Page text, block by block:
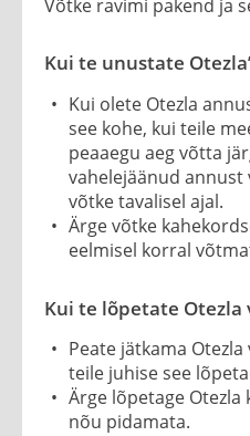
Võtke ravimi pakend ja
Kui te unustate
Kui olete Otezla
see kohe, kui teile
peaaegu aeg võtta
vahelejäänud annust
võtke tavalisel ajal.
Ärge võtke
eelmisel korral
Kui te lõpetate Otezla
Peate jätkama
teile juhise see
Ärge lõpetage
nõu pidamata.